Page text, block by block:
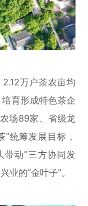
万户茶农亩均
育形成特色茶企
场89家、省级龙
统筹发展目标，
带动”三方协同发
业的“金叶子”。